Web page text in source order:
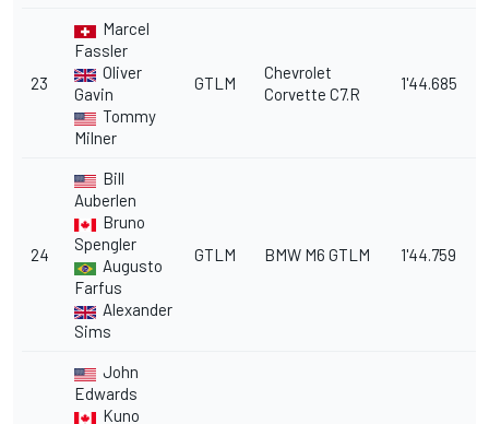
23
Marcel
Fassler
Oliver
Gavin
Tommy
Milner
GTLM
Chevrolet
Corvette C7.R
1'44.685
24
Bill
Auberlen
Bruno
Spengler
Augusto
Farfus
Alexander
Sims
GTLM BMW M6 GTLM 1'44.759
John
Edwards
Kuno